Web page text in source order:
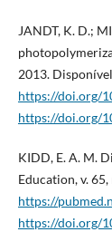
JANDT, K. D.;
2013.
https://doi.org/
https://doi.org/
KIDD, E. A. M.
Education, v.
https://
https://doi.org/